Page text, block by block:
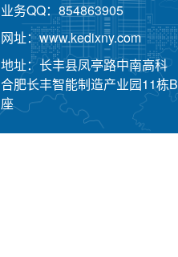
业务QQ： 854863905
网址：www.kedixny.com
地址：长丰县凤亭路中南高科
合肥长丰智能制造产业园11栋B
座